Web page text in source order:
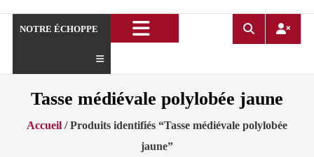
NOTRE ÉCHOPPE
Tasse médiévale polylobée jaune
Accueil/ Produits identifiés “Tasse médiévale polylobée
jaune”